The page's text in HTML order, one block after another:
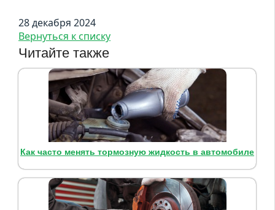
28 декабря 2024
Вернуться к списку
Читайте также
Как часто менять тормозную жидкость в автомобиле